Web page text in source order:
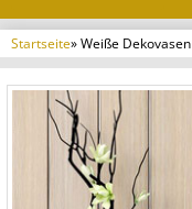
Startseite» Weiße Dekovasen